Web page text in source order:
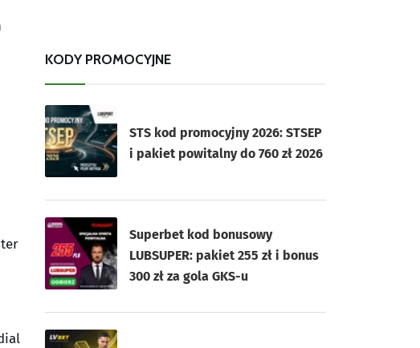
KODY PROMOCYJNE
STS kod promocyjny 2026: STSEP
i pakiet powitalny do 760 zł 2026
Superbet kod bonusowy
LUBSUPER: pakiet 255 zł i bonus
300 zł za gola GKS-u